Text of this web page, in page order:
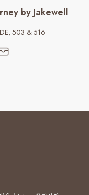
by Jakewell
503 & 516